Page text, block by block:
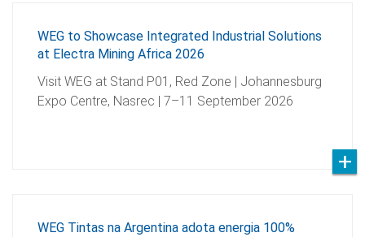
WEG to Showcase Integrated Industrial Solutions
at Electra Mining Africa 2026
Visit WEG at Stand P01, Red Zone | Johannesburg
Expo Centre, Nasrec | 7–11 September 2026
WEG Tintas na Argentina adota energia 100%